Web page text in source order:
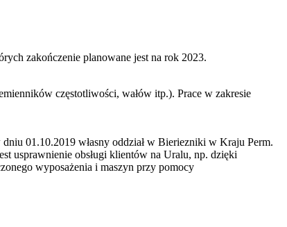
zakończenie planowane jest na rok 2023.
częstotliwości, wałów itp.). Prace w zakresie
01.10.2019 własny oddział w Bieriezniki w Kraju Perm.
usprawnienie obsługi klientów na Uralu, np. dzięki
wyposażenia i maszyn przy pomocy